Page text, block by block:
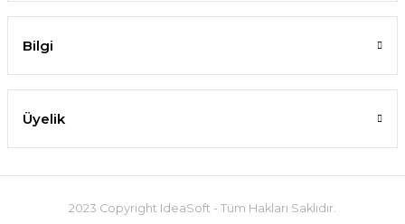
Bilgi
Üyelik
2023 Copyright IdeaSoft - Tüm Hakları Saklıdır.